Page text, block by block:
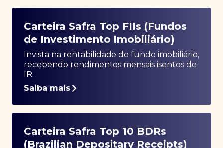
Carteira Safra Top FIIs (Fundos
de Investimento Imobiliário)
Invista na rentabilidade do fundo imobiliário,
recebendo rendimentos mensais isentos de
IR.
Saiba mais
Carteira Safra Top 10 BDRs
(Brazilian Depositary Receipts)